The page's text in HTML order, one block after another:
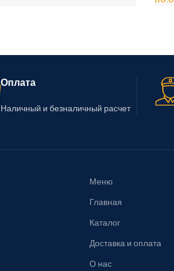
Оплата
Наличный и безналичный расчет
Меню
Главная
Каталог
Доставка и оплата
О нас